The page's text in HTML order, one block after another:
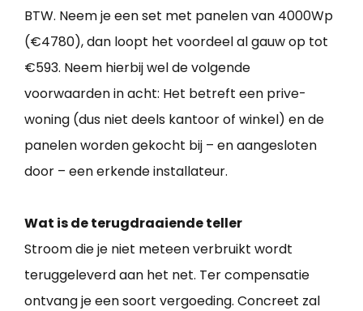
BTW. Neem je een set met panelen van 4000Wp
(€4780), dan loopt het voordeel al gauw op tot
€593. Neem hierbij wel de volgende
voorwaarden in acht: Het betreft een prive-
woning (dus niet deels kantoor of winkel) en de
panelen worden gekocht bij – en aangesloten
door – een erkende installateur.
Wat is de terugdraaiende teller
Stroom die je niet meteen verbruikt wordt
teruggeleverd aan het net. Ter compensatie
ontvang je een soort vergoeding. Concreet zal